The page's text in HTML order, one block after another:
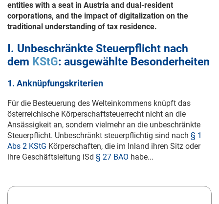
entities with a seat in Austria and dual-resident
corporations, and the impact of digitalization on the
traditional understanding of tax residence.
I. Unbeschränkte Steuerpflicht nach
dem KStG: ausgewählte Besonderheiten
1. Anknüpfungskriterien
Für die Besteuerung des Welteinkommens knüpft das
österreichische Körperschaftsteuerrecht nicht an die
Ansässigkeit an, sondern vielmehr an die unbeschränkte
Steuerpflicht. Unbeschränkt steuerpflichtig sind nach § 1
Abs 2 KStG Körperschaften, die im Inland ihren Sitz oder
ihre Geschäftsleitung iSd § 27 BAO habe...